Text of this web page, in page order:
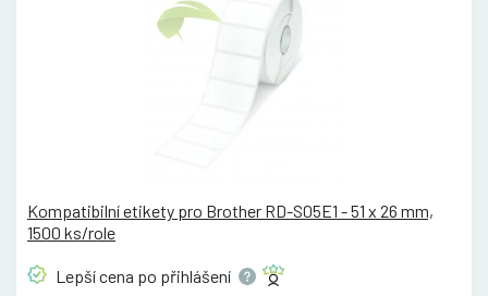
Kompatibilní etikety pro Brother RD-S05E1 - 51 x 26 mm,
1500 ks/role
Lepší cena po přihlášení